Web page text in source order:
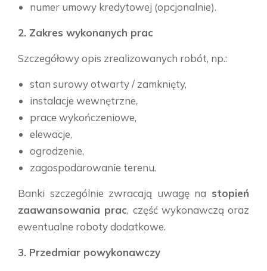
numer umowy kredytowej (opcjonalnie).
2. Zakres wykonanych prac
Szczegółowy opis zrealizowanych robót, np.:
stan surowy otwarty / zamknięty,
instalacje wewnętrzne,
prace wykończeniowe,
elewacje,
ogrodzenie,
zagospodarowanie terenu.
Banki szczególnie zwracają uwagę na stopień
zaawansowania prac, część wykonawczą oraz
ewentualne roboty dodatkowe.
3. Przedmiar powykonawczy